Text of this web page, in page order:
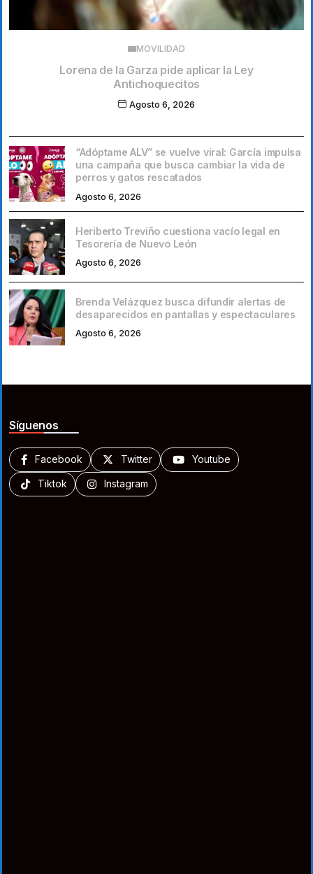
MOVILIDAD
Lorena de la Garza pide aplicar la Ley
Antichoquecitos
Agosto 6, 2026
“Adóptame ALV” se vuelve viral: García impulsa
una campaña que busca cambiar la vida de
perros y gatos rescatados
Agosto 6, 2026
Heriberto Treviño cuestiona vacío legal en
Tesorería de Nuevo León
Agosto 6, 2026
Brenda Velázquez busca difundir alertas de
desaparecidos en pantallas y espectaculares
Agosto 6, 2026
Síguenos
Facebook Twitter Youtube
Tiktok Instagram